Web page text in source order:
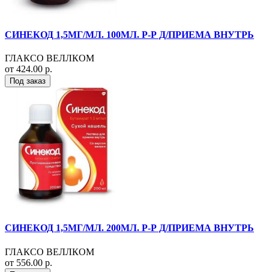
СИНЕКОД 1,5МГ/МЛ. 100МЛ. Р-Р Д/ПРИЕМА ВНУТРЬ
ГЛАКСО ВЕЛЛКОМ
от 424.00 р.
Под заказ
СИНЕКОД 1,5МГ/МЛ. 200МЛ. Р-Р Д/ПРИЕМА ВНУТРЬ
ГЛАКСО ВЕЛЛКОМ
от 556.00 р.